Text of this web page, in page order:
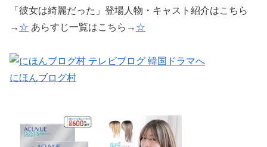
「彼女は綺麗だった」登場人物・キャスト紹介はこちら
→ ☆ あらすじ一覧はこちら→ ☆
にほんブログ村